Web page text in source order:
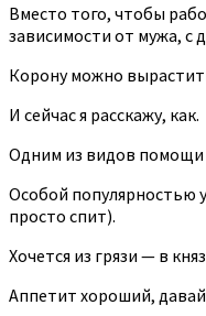
Вместо того, чтобы
зависимости от мужа, с
Корону можно
И сейчас я расскажу, как.
Одним из видов помощи
Особой популярностью
просто спит).
Хочется из грязи — в
Аппетит хороший,